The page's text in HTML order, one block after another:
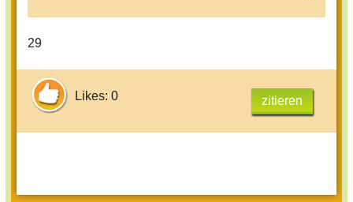
29
Likes: 0 zitieren